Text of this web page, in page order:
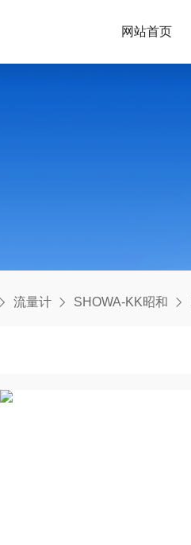
网站首页
流量计 SHOWA-KK昭和